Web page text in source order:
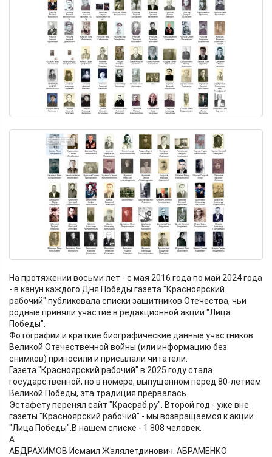
На протяжении восьми лет - с мая 2016 года по май 2024 года
- в канун каждого Дня Победы газета "Красноярский
рабочий" публиковала списки защитников Отечества, чьи
родные приняли участие в редакционной акции "Лица
Победы".
Фотографии и краткие биографические данные участников
Великой Отечественной войны (или информацию без
снимков) приносили и присылали читатели.
Газета "Красноярский рабочий" в 2025 году стала
государственной, но в номере, выпущенном перед 80-летием
Великой Победы, эта традиция прервалась.
Эстафету перенял сайт "Красраб.ру". Второй год - уже вне
газеты "Красноярский рабочий" - мы возвращаемся к акции
"Лица Победы".В нашем списке - 1 808 человек.
А
АБДРАХИМОВ Исмаил Жалялетдинович. АБРАМЕНКО